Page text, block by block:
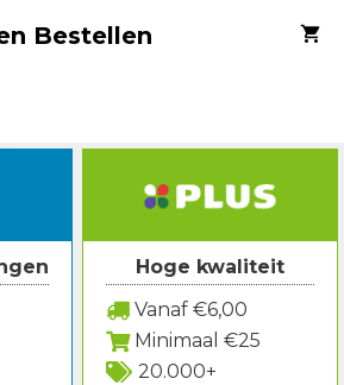
Bestellen
Hoge kwaliteit
Vanaf €6,00
Minimaal €25
20.000+